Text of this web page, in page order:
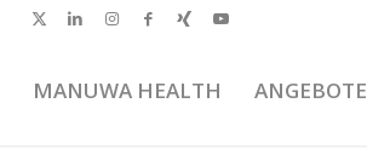
MANUWA HEALTH ANGEBOTE